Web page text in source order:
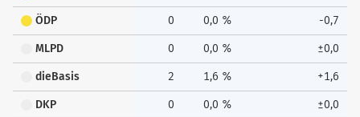
ÖDP 0 0,0 % -0,7
MLPD 0 0,0 % ±0,0
dieBasis 2 1,6 % +1,6
DKP 0 0,0 % ±0,0